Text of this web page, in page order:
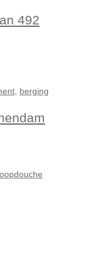
492
berging